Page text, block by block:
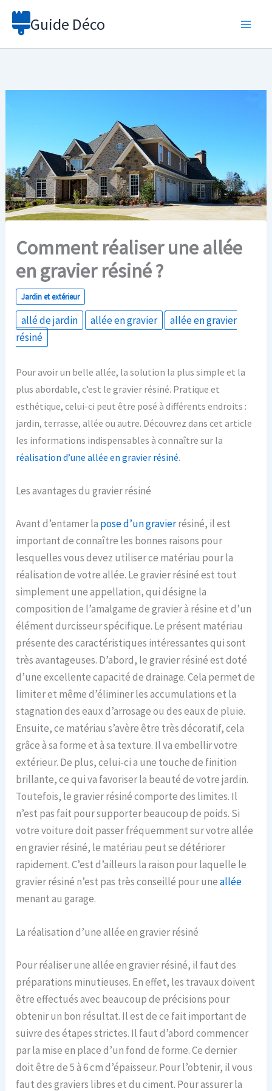
Aller
Guide Déco
Comment réaliser une allée
en gravier résiné ?
Jardin et extérieur
allé de jardin allée en gravier
allée en gravier
résiné
Pour avoir un belle allée, la solution la plus simple et la
plus abordable, c’est le gravier résiné. Pratique et
esthétique, celui-ci peut être posé à différents endroits :
jardin, terrasse, allée ou autre. Découvrez dans cet article
les informations indispensables à connaître sur la
réalisation d’une allée en gravier résiné.
Les avantages du gravier résiné
Avant d’entamer la pose d’un gravierrésiné, il est
important de connaître les bonnes raisons pour
lesquelles vous devez utiliser ce matériau pour la
réalisation de votre allée. Le gravier résiné est tout
simplement une appellation, qui désigne la
composition de l’amalgame de gravier à résine et d’un
élément durcisseur spécifique. Le présent matériau
présente des caractéristiques intéressantes qui sont
très avantageuses. D’abord, le gravier résiné est doté
d’une excellente capacité de drainage. Cela permet de
limiter et même d’éliminer les accumulations et la
stagnation des eaux d’arrosage ou des eaux de pluie.
Ensuite, ce matériau s’avère être très décoratif, cela
grâce à sa forme et à sa texture. Il va embellir votre
extérieur. De plus, celui-ci a une touche de finition
brillante, ce qui va favoriser la beauté de votre jardin.
Toutefois, le gravier résiné comporte des limites. Il
n’est pas fait pour supporter beaucoup de poids. Si
votre voiture doit passer fréquemment sur votre allée
en gravier résiné, le matériau peut se détériorer
rapidement. C’est d’ailleurs la raison pour laquelle le
gravier résiné n’est pas très conseillé pour uneallée
menant au garage.
La réalisation d’une allée en gravier résiné
Pour réaliser une allée en gravier résiné, il faut des
préparations minutieuses. En effet, les travaux doivent
être effectués avec beaucoup de précisions pour
obtenir un bon résultat. Il est de ce fait important de
suivre des étapes strictes. Il faut d’abord commencer
par la mise en place d’un fond de forme. Ce dernier
doit être de 5 à 6 cm d’épaisseur. Pour l’obtenir, il vous
faut des graviers libres et du ciment. Pour assurer la